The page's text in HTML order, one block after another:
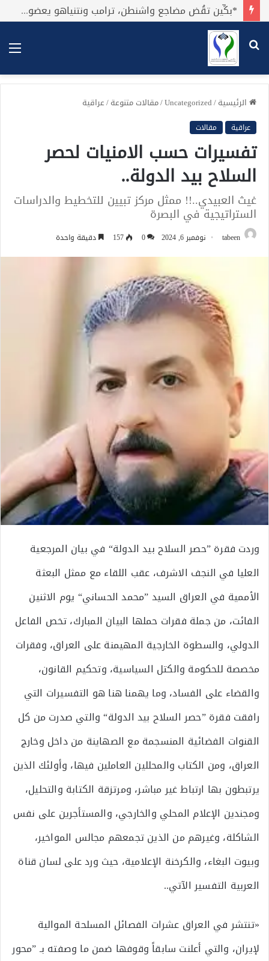
*بكِّين تقُض مضاجع واشنطن، ترامب ونتنياهو يعضون على أصابِعهُم وليس بيدهم حيلَة!.*
بحث
عن
الرئيسية/
Uncategorized
/مقالات متنوعة/عراقية
عراقية مقالات
تفسيرات حسب الامنيات لحصر
السلاح بيد الدولة..
غيث العبيدي..!! ممثل مركز تبيين للتخطيط والدراسات
الستراتيجية في البصرة
tabeen نوفمبر 6, 2024 0
157 دقيقة واحدة
وردت فقرة ”حصر السلاح بيد الدولة“ في بيان المرجعية
العليا في النجف الاشرف، عقب اللقاء مع ممثل البعثة
الأممية في العراق السيد ”محمد الحساني“ يوم الاثنين
الفائت، من جملة فقرات حملها البيان المبارك، تخص الفاعل
الدولي، والسطوة الخارجية المهيمنة على العراق، وفقرات
مخصصة للحكومة والكتل السياسية، وتحكيم القانون،
والقضاء على الفساد، وما يهمنا هنا هو التفسيرات التي
رافقت فقرة ”حصر السلاح بيد الدولة“ والتي صدرت من كل
القنوات الفضائية المنسجمة مع الصهاينة من داخل وخارج
العراق، ومن الكتاب والمحللين العاملين فيها، وأولئك الذين
يرتبطون بها ارتباط غير مباشر، ومرتزقة الكتابة والتحليل،
ومجندين الإعلام المحلي والخارجي، والمستأجرين على نفس
الشاكلة، وغيرهم من الذين تجمعهم مجالس المواخير،
وبيوت البغاء، والكرخنة الإعلامية، حيث ورد على لسان قناة
العربية التفسير الآتي..
«تنتشر في العراق عشرات الفصائل المسلحة الموالية
لإيران، والتي أعلنت سابقاً وقوفها ضمن ما وصفته بـ ”محور